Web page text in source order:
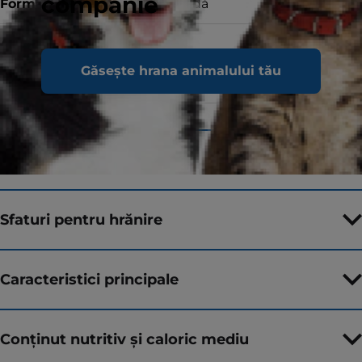
Găsește hrana animalului tău
Forma Hrană umedă
Aroma cu somon
Dimensiuni
Ingrediente
Sfaturi pentru hrănire
Caracteristici principale
Conținut nutritiv și caloric mediu